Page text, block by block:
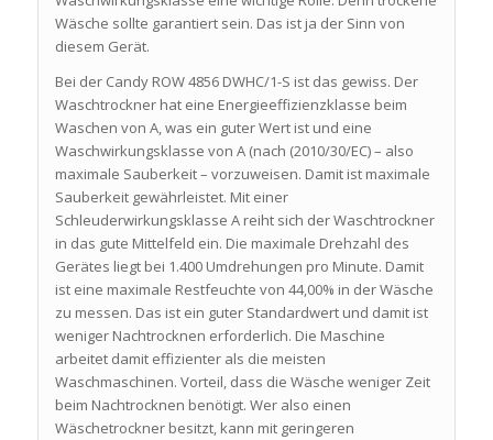
Wäsche sollte garantiert sein. Das ist ja der Sinn von
diesem Gerät.
Bei der Candy ROW 4856 DWHC/1-S ist das gewiss. Der
Waschtrockner hat eine Energieeffizienzklasse beim
Waschen von A, was ein guter Wert ist und eine
Waschwirkungsklasse von A (nach (2010/30/EC) – also
maximale Sauberkeit – vorzuweisen. Damit ist maximale
Sauberkeit gewährleistet. Mit einer
Schleuderwirkungsklasse A reiht sich der Waschtrockner
in das gute Mittelfeld ein. Die maximale Drehzahl des
Gerätes liegt bei 1.400 Umdrehungen pro Minute. Damit
ist eine maximale Restfeuchte von 44,00% in der Wäsche
zu messen. Das ist ein guter Standardwert und damit ist
weniger Nachtrocknen erforderlich. Die Maschine
arbeitet damit effizienter als die meisten
Waschmaschinen. Vorteil, dass die Wäsche weniger Zeit
beim Nachtrocknen benötigt. Wer also einen
Wäschetrockner besitzt, kann mit geringeren